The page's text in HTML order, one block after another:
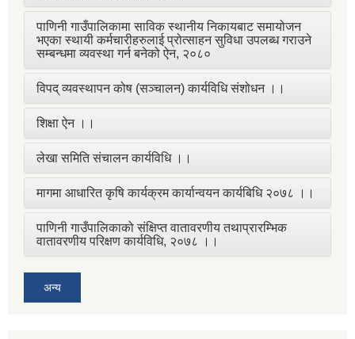
पाणिनी गाउँपालिकामा साविक स्थानीय निकायबाट समायोजन
भएका स्थायी कर्मचारीहरुलाई प्रोत्साहन सुविधा उपलब्ध गराउने
सम्बन्धमा व्यवस्था गर्न बनेको ऐन, २०८०
विपद् व्यवस्थापन कोष (सञ्चालन) कार्यविधि संशोधन ।।
शिक्षा ऐन ।।
लेखा समिति संचालन कार्यविधि ।।
मागमा आधारित कृषि कार्यक्रम कार्यान्वयन कार्यबिधि २०७८ ।।
पाणिनी गाउँपालिकाको संक्षिप्त वातावरणीय तथाप्रारम्भिक
वातावरणीय परिक्षण कार्यविधि, २०७८ ।।
अन्य